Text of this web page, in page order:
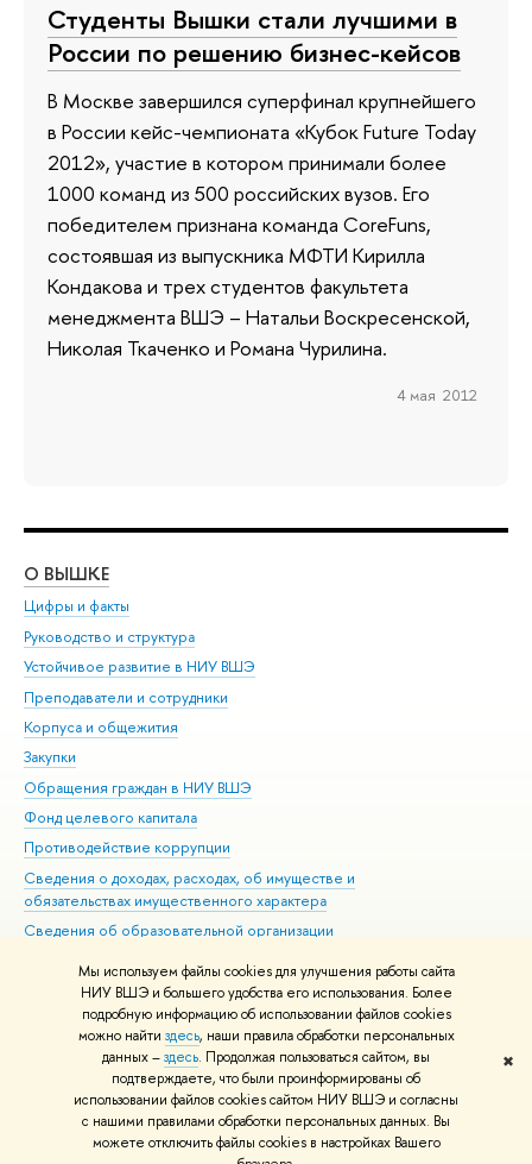
Мы используем файлы cookies для улучшения работы сайта
НИУ ВШЭ и большего удобства его использования. Более
подробную информацию об использовании файлов cookies
можно найти здесь, наши правила обработки персональных
данных –здесь. Продолжая пользоваться сайтом, вы
подтверждаете, что были проинформированы об
использовании файлов cookies сайтом НИУ ВШЭ и согласны
с нашими правилами обработки персональных данных. Вы
можете отключить файлы cookies в настройках Вашего
✖
Студенты Вышки стали лучшими в
России по решению бизнес-кейсов
В Москве завершился суперфинал крупнейшего
в России кейс-чемпионата «Кубок Future Today
2012», участие в котором принимали более
1000 команд из 500 российских вузов. Его
победителем признана команда CoreFuns,
состоявшая из выпускника МФТИ Кирилла
Кондакова и трех студентов факультета
менеджмента ВШЭ – Натальи Воскресенской,
Николая Ткаченко и Романа Чурилина.
4 мая 2012
О ВЫШКЕ
Цифры и факты
Руководство и структура
Устойчивое развитие в НИУ ВШЭ
Преподаватели и сотрудники
Корпуса и общежития
Закупки
Обращения граждан в НИУ ВШЭ
Фонд целевого капитала
Противодействие коррупции
Сведения о доходах, расходах, об имуществе и
обязательствах имущественного характера
Сведения об образовательной организации
Людям с ограниченными возможностями здоровья
Единая платежная страница
Работа в Вышке
© НИУ ВШЭ 1993–2026 Адреса и контакты Условия использования
материалов Политика конфиденциальности Карта сайта
Шрифты HSE Sans и HSE Slab разработаны вШколе дизайна НИУ ВШЭ